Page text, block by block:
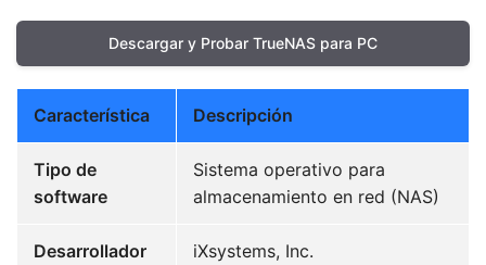
Descargar y Probar TrueNAS para PC
Característica Descripción
Tipo de
software
Sistema operativo para
almacenamiento en red (NAS)
Desarrollador iXsystems, Inc.